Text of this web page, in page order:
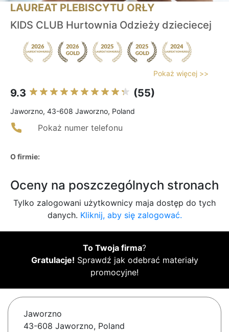
LAUREAT PLEBISCYTU ORŁY
KIDS CLUB Hurtownia Odzieży dzieciecej
Pokaż więcej >>
9.3 (55)
Jaworzno, 43-608 Jaworzno, Poland
Pokaż numer telefonu
O firmie:
Oceny na poszczególnych stronach
Tylko zalogowani użytkownicy maja dostęp do tych
danych. Kliknij, aby się zalogować.
To Twoja firma?
Gratulacje! Sprawdź jak odebrać materiały
promocyjne!
Jaworzno
43-608 Jaworzno, Poland